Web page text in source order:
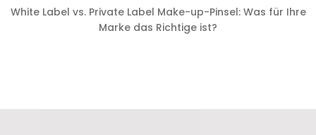
White Label vs. Private Label Make-up-Pinsel: Was für Ihre
Marke das Richtige ist?